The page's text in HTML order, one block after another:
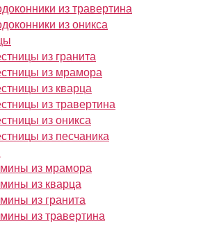
из травертина
из оникса
из гранита
из мрамора
из кварца
из травертина
из оникса
из песчаника
из мрамора
из кварца
из гранита
из травертина